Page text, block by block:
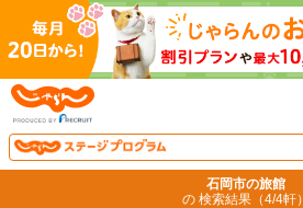
石岡市の旅館
の 検索結果（4/4軒）